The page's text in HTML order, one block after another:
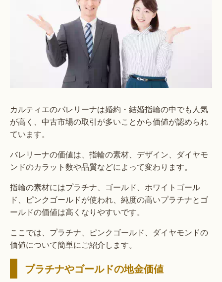
カルティエのバレリーナは婚約・結婚指輪の中でも人気
が高く、中古市場の取引が多いことから価値が認められ
ています。
バレリーナの価値は、指輪の素材、デザイン、ダイヤモ
ンドのカラット数や品質などによって変わります。
指輪の素材にはプラチナ、ゴールド、ホワイトゴール
ド、ピンクゴールドが使われ、純度の高いプラチナとゴ
ールドの価値は高くなりやすいです。
ここでは、プラチナ、ピンクゴールド、ダイヤモンドの
価値について簡単にご紹介します。
プラチナやゴールドの地金価値